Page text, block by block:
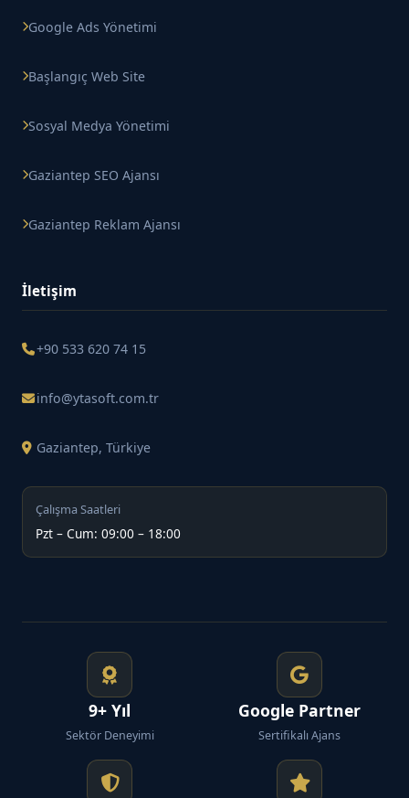
Google Ads Yönetimi
Başlangıç Web Site
Sosyal Medya Yönetimi
Gaziantep SEO Ajansı
Gaziantep Reklam Ajansı
İletişim
+90 533 620 74 15
info@ytasoft.com.tr
Gaziantep, Türkiye
Çalışma Saatleri
Pzt – Cum: 09:00 – 18:00
9+ Yıl
Sektör Deneyimi
Google Partner
Sertifikalı Ajans